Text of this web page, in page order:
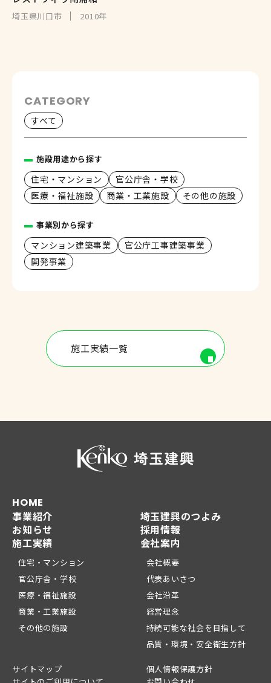
埼玉県川口市 2010年
CATEGORY
すべて
施設用途から探す
住宅・マンション
官公庁舎・学校
医療・福祉施設
商業・工業施設 その他の施設
事業別から探す
マンション建築事業
官公庁工事建築事業
開発事業
施工実績一覧
HOME
事業紹介
埼玉建興のつよみ
お知らせ
採用情報
施工実績
住宅・マンション
官公庁舎・学校
医療・福祉施設
商業・工業施設
その他の施設
会社案内
会社概要
代表あいさつ
会社沿革
経営理念
持続可能な社会を目指して
品質・環境・安全衛生方針
サイトマップ
個人情報保護方針